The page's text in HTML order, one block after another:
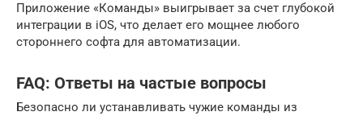
Приложение «Команды» выигрывает за счет глубокой
интеграции в iOS, что делает его мощнее любого
стороннего софта для автоматизации.
FAQ: Ответы на частые вопросы
Безопасно ли устанавливать чужие команды из